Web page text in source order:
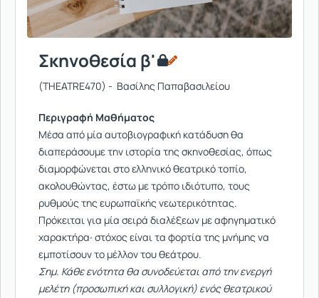
Σκηνοθεσία β'
(THEATRE470) - Βασίλης Παπαβασιλείου
Περιγραφή Μαθήματος
Μέσα από μία αυτοβιογραφική κατάδυση θα
διαπεράσουμε την ιστορία της σκηνοθεσίας, όπως
διαμορφώνεται στο ελληνικό θεατρικό τοπίο,
ακολουθώντας, έστω με τρόπο ιδιότυπο, τους
ρυθμούς της ευρωπαϊκής νεωτερικότητας.
Πρόκειται για μία σειρά διαλέξεων με αφηγηματικό
χαρακτήρα∙ στόχος είναι τα φορτία της μνήμης να
εμποτίσουν το μέλλον του θεάτρου.
Σημ. Κάθε ενότητα θα συνοδεύεται από την ενεργή
μελέτη (προσωπική και συλλογική) ενός θεατρικού